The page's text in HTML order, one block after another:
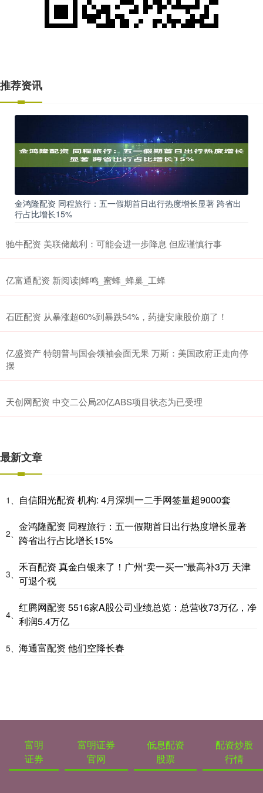
推荐资讯
金鸿隆配资 同程旅行：五一假期首日出行热度增长显著 跨省出
行占比增长15%
驰牛配资 美联储戴利：可能会进一步降息 但应谨慎行事
亿富通配资 新阅读|蜂鸣_蜜蜂_蜂巢_工蜂
石匠配资 从暴涨超60%到暴跌54%，药捷安康股价崩了！
亿盛资产 特朗普与国会领袖会面无果 万斯：美国政府正走向停
摆
天创网配资 中交二公局20亿ABS项目状态为已受理
最新文章
1、 自信阳光配资 机构: 4月深圳一二手网签量超9000套
2、
金鸿隆配资 同程旅行：五一假期首日出行热度增长显著
跨省出行占比增长15%
3、
禾百配资 真金白银来了！广州“卖一买一”最高补3万 天津
可退个税
4、
红腾网配资 5516家A股公司业绩总览：总营收73万亿，净
利润5.4万亿
5、 海通富配资 他们空降长春
富明
证券
富明证券
官网
低息配资
股票
配资炒股
行情